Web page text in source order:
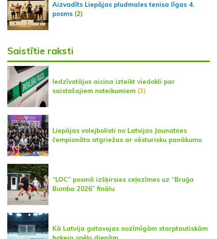
Aizvadīts Liepājas pludmales tenisa līgas 4.
posms (2)
Saistītie raksti
Iedzīvotājus aicina izteikt viedokli par
saistošajiem noteikumiem (3)
Liepājas volejbolisti no Latvijas Jaunatnes
čempionāta atgriežas ar vēsturisku panākumu
“LOC” posmā izšķirsies ceļazīmes uz “Bruģa
Bumba 2026” finālu
Kā Latvija gatavojas nozīmīgām starptautiskām